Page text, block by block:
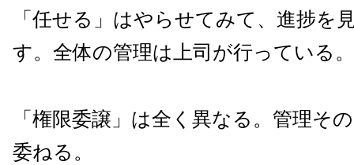
「任せる」はやらせてみて、進捗を
す。全体の管理は上司が行っている。
「権限委譲」は全く異なる。管理そ
委ねる。